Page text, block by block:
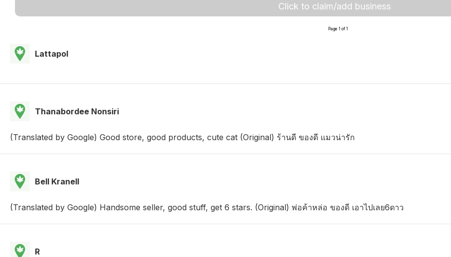
Click to claim/add business
Page 1 of 1
Lattapol
Thanabordee Nonsiri
(Translated by Google) Good store, good products, cute cat (Original) ร้านดี ของดี แมวน่ารัก
Bell Kranell
(Translated by Google) Handsome seller, good stuff, get 6 stars. (Original) พ่อค้าหล่อ ของดี เอาไปเลย6ดาว
R